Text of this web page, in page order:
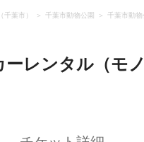
千葉市） 千葉市動物公園 千葉市動
レンタル（モ